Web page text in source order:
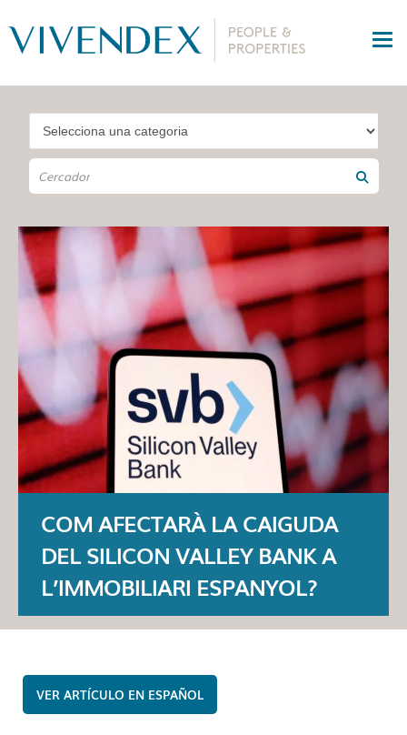
COM AFECTARÀ LA CAIGUDA
DEL SILICON VALLEY BANK A
L’IMMOBILIARI ESPANYOL?
ESPAÑOL